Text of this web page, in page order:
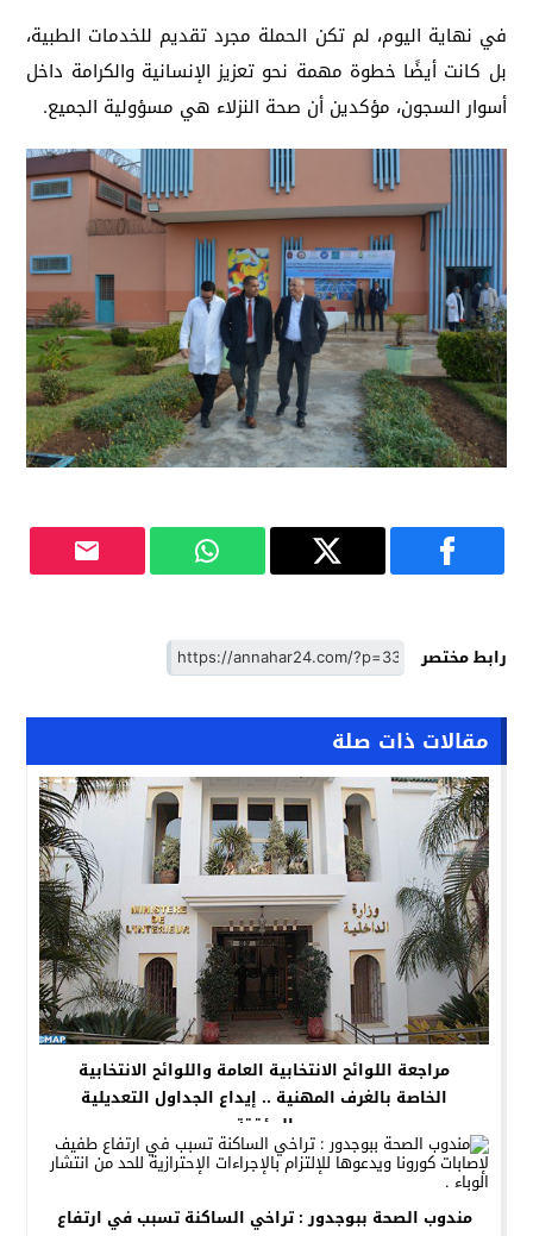
في نهاية اليوم، لم تكن الحملة مجرد تقديم للخدمات الطبية،
بل كانت أيضًا خطوة مهمة نحو تعزيز الإنسانية والكرامة داخل
أسوار السجون، مؤكدين أن صحة النزلاء هي مسؤولية الجميع.
رابط مختصر
مقالات ذات صلة
مراجعة اللوائح الانتخابية العامة واللوائح الانتخابية
الخاصة بالغرف المهنية .. إيداع الجداول التعديلية
المؤقتة
مندوب الصحة ببوجدور : تراخي الساكنة تسبب في ارتفاع